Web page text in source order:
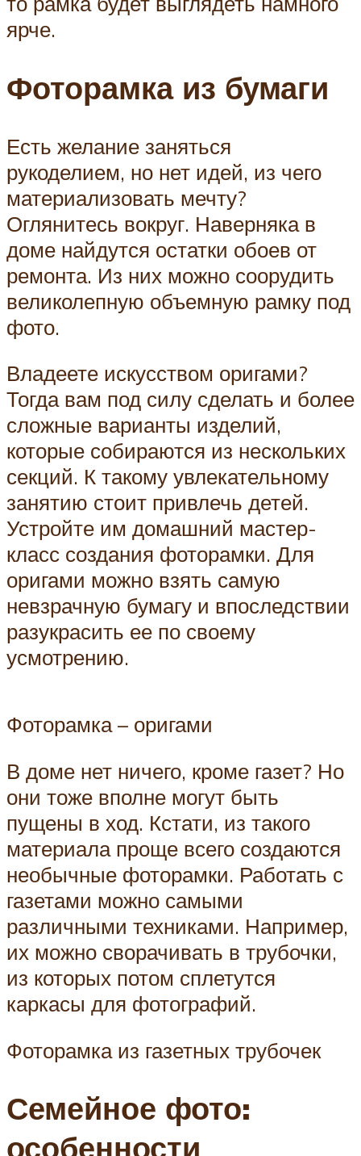
ярче.
Фоторамка из бумаги
Есть желание заняться
рукоделием, но нет идей, из чего
материализовать мечту?
Оглянитесь вокруг. Наверняка в
доме найдутся остатки обоев от
ремонта. Из них можно соорудить
великолепную объемную рамку под
фото.
Владеете искусством оригами?
Тогда вам под силу сделать и более
сложные варианты изделий,
которые собираются из нескольких
секций. К такому увлекательному
занятию стоит привлечь детей.
Устройте им домашний мастер-
класс создания фоторамки. Для
оригами можно взять самую
невзрачную бумагу и впоследствии
разукрасить ее по своему
усмотрению.
Фоторамка – оригами
В доме нет ничего, кроме газет? Но
они тоже вполне могут быть
пущены в ход. Кстати, из такого
материала проще всего создаются
необычные фоторамки. Работать с
газетами можно самыми
различными техниками. Например,
их можно сворачивать в трубочки,
из которых потом сплетутся
каркасы для фотографий.
Фоторамка из газетных трубочек
Семейное фото:
особенности